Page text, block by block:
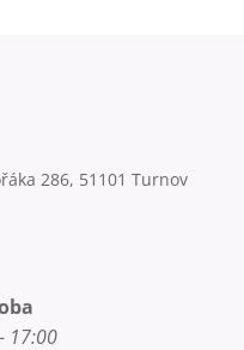
286, 51101 Turnov
17:00